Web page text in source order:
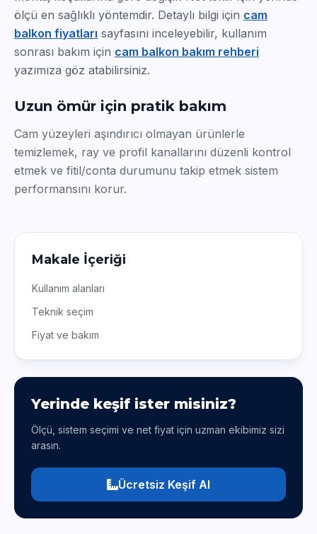
ölçü en sağlıklı yöntemdir. Detaylı bilgi için cam
balkon fiyatları sayfasını inceleyebilir, kullanım
sonrası bakım için cam balkon bakım rehberi
yazımıza göz atabilirsiniz.
Uzun ömür için pratik bakım
Cam yüzeyleri aşındırıcı olmayan ürünlerle
temizlemek, ray ve profil kanallarını düzenli kontrol
etmek ve fitil/conta durumunu takip etmek sistem
performansını korur.
Makale İçeriği
Kullanım alanları
Teknik seçim
Fiyat ve bakım
Yerinde keşif ister misiniz?
Ölçü, sistem seçimi ve net fiyat için uzman ekibimiz sizi
arasın.
Ücretsiz Keşif Al